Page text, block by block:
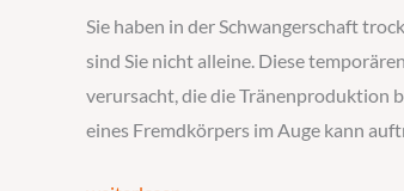
Sie haben in der Schwangerschaft
sind Sie nicht alleine. Diese
verursacht, die die Tränenproduktion
eines Fremdkörpers im Auge kann
Was
Sie
wissen
sollten